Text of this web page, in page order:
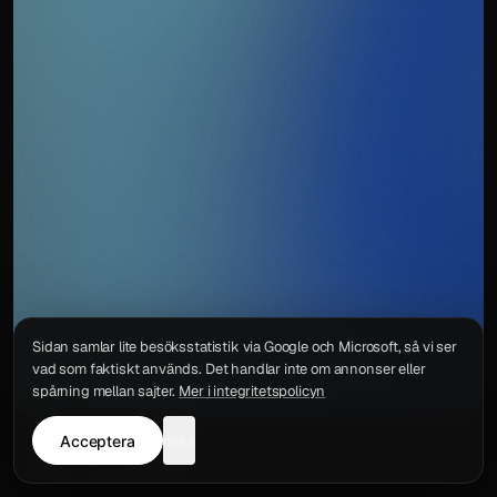
IntegritetspolicyKontakt
Sidan samlar lite besöksstatistik via Google och Microsoft, så vi ser
vad som faktiskt används. Det handlar inte om annonser eller
spårning mellan sajter. Mer i integritetspolicyn
Acceptera neka